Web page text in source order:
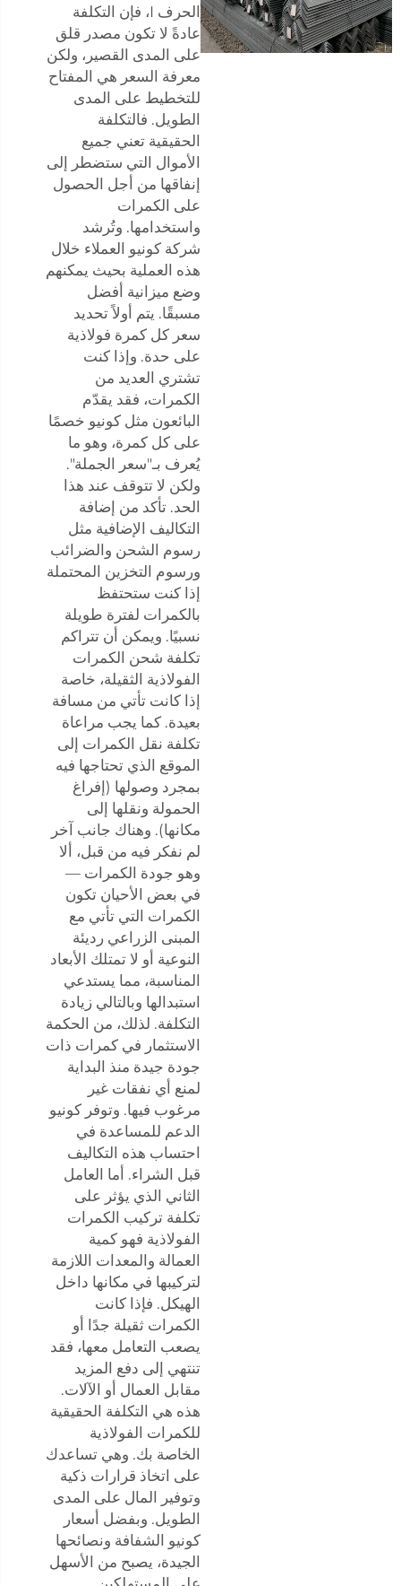
الحرف I، فإن التكلفة
عادةً لا تكون مصدر قلق
على المدى القصير، ولكن
معرفة السعر هي المفتاح
للتخطيط على المدى
الطويل. فالتكلفة
الحقيقية تعني جميع
الأموال التي ستضطر إلى
إنفاقها من أجل الحصول
على الكمرات
واستخدامها. وتُرشد
شركة كونيو العملاء خلال
هذه العملية بحيث يمكنهم
وضع ميزانية أفضل
مسبقًا. يتم أولاً تحديد
سعر كل كمرة فولاذية
على حدة. وإذا كنت
تشتري العديد من
الكمرات، فقد يقدّم
البائعون مثل كونيو خصمًا
على كل كمرة، وهو ما
يُعرف بـ"سعر الجملة".
ولكن لا تتوقف عند هذا
الحد. تأكد من إضافة
التكاليف الإضافية مثل
رسوم الشحن والضرائب
ورسوم التخزين المحتملة
إذا كنت ستحتفظ
بالكمرات لفترة طويلة
نسبيًا. ويمكن أن تتراكم
تكلفة شحن الكمرات
الفولاذية الثقيلة، خاصة
إذا كانت تأتي من مسافة
بعيدة. كما يجب مراعاة
تكلفة نقل الكمرات إلى
الموقع الذي تحتاجها فيه
بمجرد وصولها (إفراغ
الحمولة ونقلها إلى
مكانها). وهناك جانب آخر
لم نفكر فيه من قبل، ألا
وهو جودة الكمرات —
في بعض الأحيان تكون
الكمرات التي تأتي مع
المبنى الزراعي رديئة
النوعية أو لا تمتلك الأبعاد
المناسبة، مما يستدعي
استبدالها وبالتالي زيادة
التكلفة. لذلك، من الحكمة
الاستثمار في كمرات ذات
جودة جيدة منذ البداية
لمنع أي نفقات غير
مرغوب فيها. وتوفر كونيو
الدعم للمساعدة في
احتساب هذه التكاليف
قبل الشراء. أما العامل
الثاني الذي يؤثر على
تكلفة تركيب الكمرات
الفولاذية فهو كمية
العمالة والمعدات اللازمة
لتركيبها في مكانها داخل
الهيكل. فإذا كانت
الكمرات ثقيلة جدًا أو
يصعب التعامل معها، فقد
تنتهي إلى دفع المزيد
مقابل العمال أو الآلات.
هذه هي التكلفة الحقيقية
للكمرات الفولاذية
الخاصة بك. وهي تساعدك
على اتخاذ قرارات ذكية
وتوفير المال على المدى
الطويل. وبفضل أسعار
كونيو الشفافة ونصائحها
الجيدة، يصبح من الأسهل